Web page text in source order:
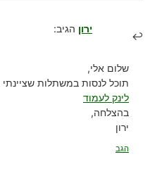
ירון הגיב:
שלום אלי,
תוכל לנסות במשתלות שציינתי
לינק לעמוד
בהצלחה,
ירון
הגב